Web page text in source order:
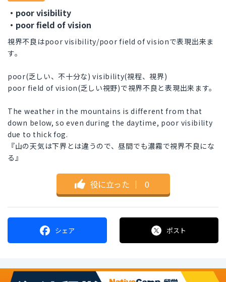
・poor visibility
・poor field of vision
視界不良はpoor visibility/poor field of visionで表現出来ま
す。
poor(乏しい、不十分な) visibility(視程、視界)
poor field of vision(乏しい視野)で視界不良と表現出来ます。
The weather in the mountains is different from that
down below, so even during the daytime, poor visibility
due to thick fog.
『山の天気は下界とは違うので、昼間でも濃霧で視界不良にな
る』
役に立った ｜ 0
シェア ポスト